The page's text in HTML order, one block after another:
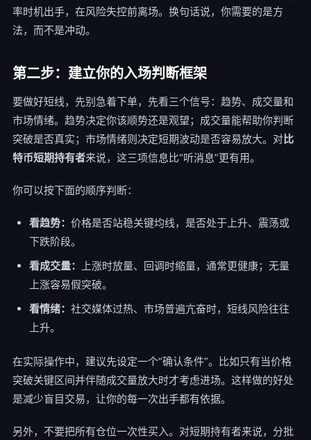
率时机出手，在风险失控前离场。换句话说，你需要的是方
法，而不是冲动。
第二步：建立你的入场判断框架
要做好短线，先别急着下单，先看三个信号：趋势、成交量和
市场情绪。趋势决定你该顺势还是观望；成交量能帮助你判断
突破是否真实；市场情绪则决定短期波动是否容易放大。对比
特币短期持有者来说，这三项信息比“听消息”更有用。
你可以按下面的顺序判断：
看趋势： 价格是否站稳关键均线，是否处于上升、震荡或
下跌阶段。
看成交量：
上涨时放量、回调时缩量，通常更健康；无量
上涨容易假突破。
看情绪： 社交媒体过热、市场普遍亢奋时，短线风险往往
上升。
在实际操作中，建议先设定一个“确认条件”。比如只有当价格
突破关键区间并伴随成交量放大时才考虑进场。这样做的好处
是减少盲目交易，让你的每一次出手都有依据。
另外，不要把所有仓位一次性买入。对短期持有者来说，分批